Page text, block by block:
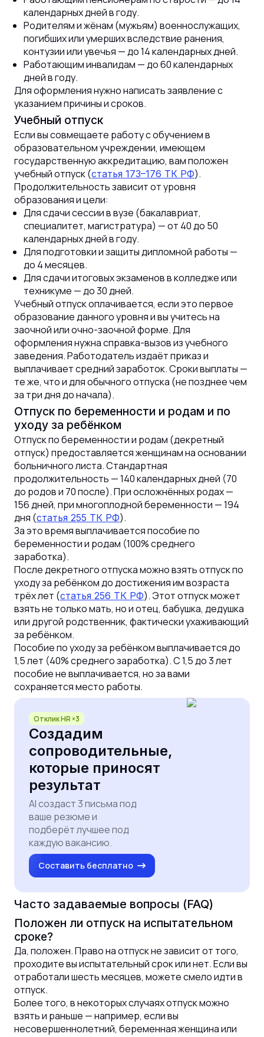
календарных дней в году.
Родителям и жёнам (мужьям) военнослужащих,
погибших или умерших вследствие ранения,
контузии или увечья — до 14 календарных дней.
Работающим инвалидам — до 60 календарных
дней в году.
Для оформления нужно написать заявление с
указанием причины и сроков.
Учебный отпуск
Если вы совмещаете работу с обучением в
образовательном учреждении, имеющем
государственную аккредитацию, вам положен
учебный отпуск (статья 173–176 ТК РФ).
Продолжительность зависит от уровня
образования и цели:
Для сдачи сессии в вузе (бакалавриат,
специалитет, магистратура) — от 40 до 50
календарных дней в году.
Для подготовки и защиты дипломной работы —
до 4 месяцев.
Для сдачи итоговых экзаменов в колледже или
техникуме — до 30 дней.
Учебный отпуск оплачивается, если это первое
образование данного уровня и вы учитесь на
заочной или очно-заочной форме. Для
оформления нужна справка-вызов из учебного
заведения. Работодатель издаёт приказ и
выплачивает средний заработок. Сроки выплаты —
те же, что и для обычного отпуска (не позднее чем
за три дня до начала).
Отпуск по беременности и родам и по
уходу за ребёнком
Отпуск по беременности и родам (декретный
отпуск) предоставляется женщинам на основании
больничного листа. Стандартная
продолжительность — 140 календарных дней (70
до родов и 70 после). При осложнённых родах —
156 дней, при многоплодной беременности — 194
дня (статья 255 ТК РФ).
За это время выплачивается пособие по
беременности и родам (100% среднего
заработка).
После декретного отпуска можно взять отпуск по
уходу за ребёнком до достижения им возраста
трёх лет (статья 256 ТК РФ). Этот отпуск может
взять не только мать, но и отец, бабушка, дедушка
или другой родственник, фактически ухаживающий
за ребёнком.
Пособие по уходу за ребёнком выплачивается до
1,5 лет (40% среднего заработка). С 1,5 до 3 лет
пособие не выплачивается, но за вами
сохраняется место работы.
Отклик HR ×3
Создадим
сопроводительные,
которые приносят
результат
AI создаст 3 письма под
ваше резюме и
подберёт лучшее под
каждую вакансию.
Составить бесплатно
Часто задаваемые вопросы (FAQ)
Положен ли отпуск на испытательном
сроке?
Да, положен. Право на отпуск не зависит от того,
проходите вы испытательный срок или нет. Если вы
отработали шесть месяцев, можете смело идти в
отпуск.
Более того, в некоторых случаях отпуск можно
взять и раньше — например, если вы
несовершеннолетний, беременная женщина или